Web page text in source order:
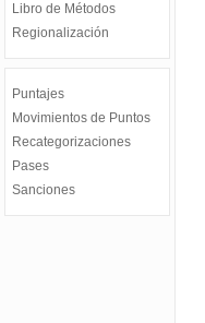
Libro de Métodos
Regionalización
Puntajes
Movimientos de Puntos
Recategorizaciones
Pases
Sanciones